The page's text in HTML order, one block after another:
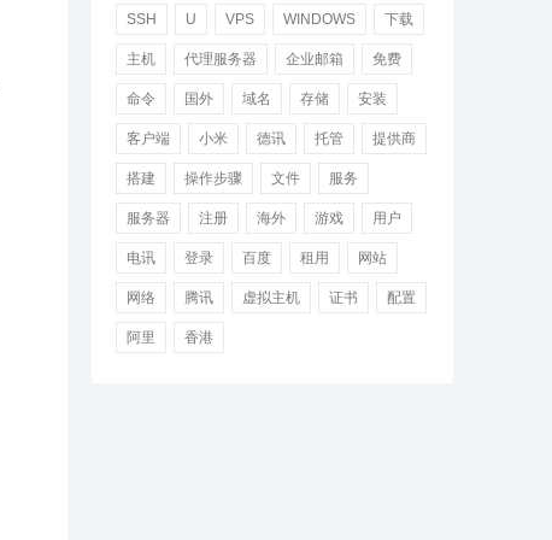
SSH U VPS WINDOWS 下载
主机 代理服务器 企业邮箱 免费
命令 国外 域名 存储 安装
客户端 小米 德讯 托管 提供商
搭建 操作步骤 文件 服务
服务器 注册 海外 游戏 用户
电讯 登录 百度 租用 网站
网络 腾讯 虚拟主机 证书 配置
阿里 香港